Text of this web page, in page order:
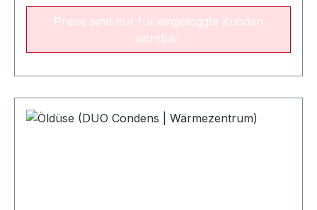
auswechseln. Empfohlene Austauschperiode:
alle zwei Jahre NameLeistungsbereichArt.-Nr.
Öldüse SCHEER 0.25 gph / 80° SC 9 - 15
kW022367 Öldüse Fluidics 0.35 gph / 60° SF16 -
SF20 - 23 kW022542Öldüse Fluidics 0.50 gph /
60° SF24 - 26 kW022544Öldüse Fluidics 0.55
Preise sind nur für eingeloggte Kunden
sichtbar.